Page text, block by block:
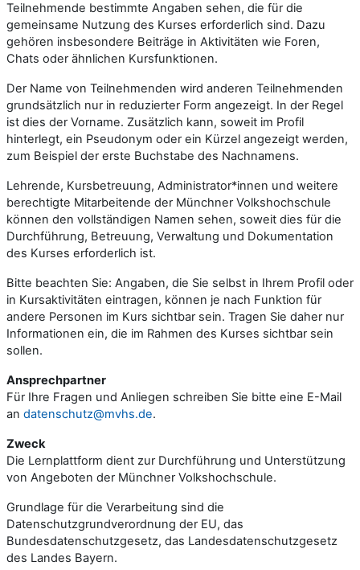
Teilnehmende bestimmte Angaben sehen, die für die
gemeinsame Nutzung des Kurses erforderlich sind. Dazu
gehören insbesondere Beiträge in Aktivitäten wie Foren,
Chats oder ähnlichen Kursfunktionen.
Der Name von Teilnehmenden wird anderen Teilnehmenden
grundsätzlich nur in reduzierter Form angezeigt. In der Regel
ist dies der Vorname. Zusätzlich kann, soweit im Profil
hinterlegt, ein Pseudonym oder ein Kürzel angezeigt werden,
zum Beispiel der erste Buchstabe des Nachnamens.
Lehrende, Kursbetreuung, Administrator*innen und weitere
berechtigte Mitarbeitende der Münchner Volkshochschule
können den vollständigen Namen sehen, soweit dies für die
Durchführung, Betreuung, Verwaltung und Dokumentation
des Kurses erforderlich ist.
Bitte beachten Sie: Angaben, die Sie selbst in Ihrem Profil oder
in Kursaktivitäten eintragen, können je nach Funktion für
andere Personen im Kurs sichtbar sein. Tragen Sie daher nur
Informationen ein, die im Rahmen des Kurses sichtbar sein
sollen.
Ansprechpartner
Für Ihre Fragen und Anliegen schreiben Sie bitte eine E-Mail
an datenschutz@mvhs.de.
Zweck
Die Lernplattform dient zur Durchführung und Unterstützung
von Angeboten der Münchner Volkshochschule.
Grundlage für die Verarbeitung sind die
Datenschutzgrundverordnung der EU, das
Bundesdatenschutzgesetz, das Landesdatenschutzgesetz
des Landes Bayern.